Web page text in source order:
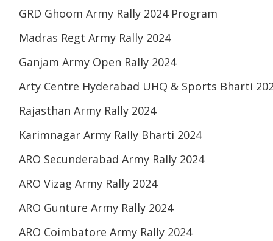
GRD Ghoom Army Rally 2024 Program
Madras Regt Army Rally 2024
Ganjam Army Open Rally 2024
Arty Centre Hyderabad UHQ & Sports Bharti
Rajasthan Army Rally 2024
Karimnagar Army Rally Bharti 2024
ARO Secunderabad Army Rally 2024
ARO Vizag Army Rally 2024
ARO Gunture Army Rally 2024
ARO Coimbatore Army Rally 2024